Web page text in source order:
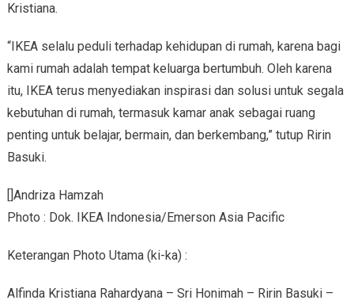
Kristiana.
“IKEA selalu peduli terhadap kehidupan di rumah, karena bagi
kami rumah adalah tempat keluarga bertumbuh. Oleh karena
itu, IKEA terus menyediakan inspirasi dan solusi untuk segala
kebutuhan di rumah, termasuk kamar anak sebagai ruang
penting untuk belajar, bermain, dan berkembang,” tutup Ririn
Basuki.
[]Andriza Hamzah
Photo : Dok. IKEA Indonesia/Emerson Asia Pacific
Keterangan Photo Utama (ki-ka) :
Alfinda Kristiana Rahardyana – Sri Honimah – Ririn Basuki –